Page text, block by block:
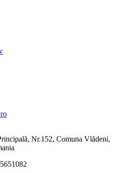
Nr.152, Comuna Vlădeni,